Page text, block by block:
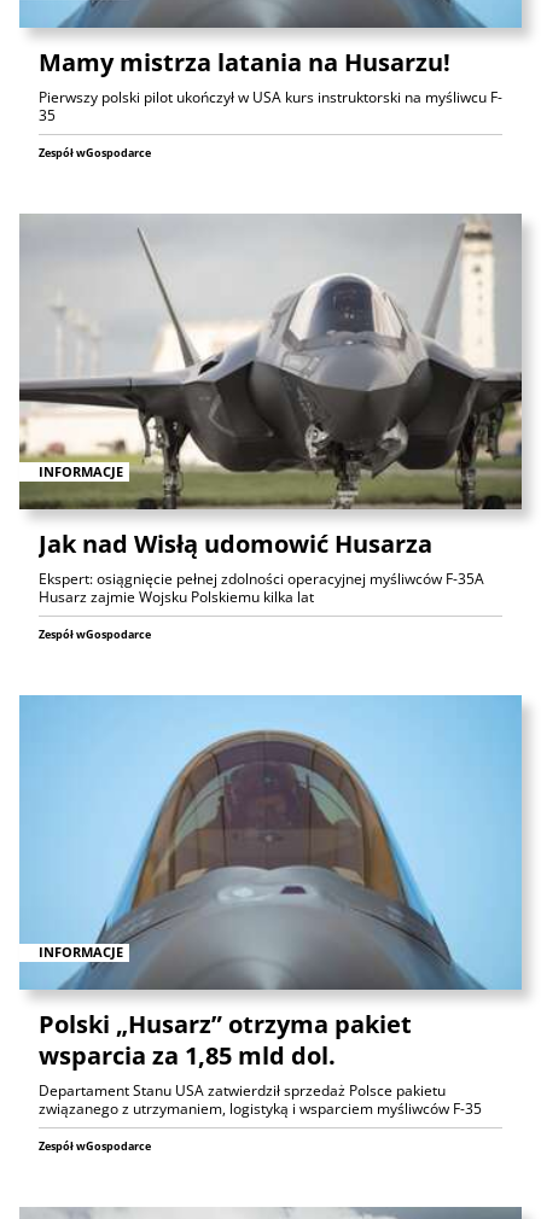
Mamy mistrza latania na Husarzu!
Pierwszy polski pilot ukończył w USA kurs instruktorski na myśliwcu F-
35
Zespół wGospodarce
INFORMACJE
Jak nad Wisłą udomowić Husarza
Ekspert: osiągnięcie pełnej zdolności operacyjnej myśliwców F-35A
Husarz zajmie Wojsku Polskiemu kilka lat
Zespół wGospodarce
INFORMACJE
Polski „Husarz” otrzyma pakiet
wsparcia za 1,85 mld dol.
Departament Stanu USA zatwierdził sprzedaż Polsce pakietu
związanego z utrzymaniem, logistyką i wsparciem myśliwców F-35
Zespół wGospodarce